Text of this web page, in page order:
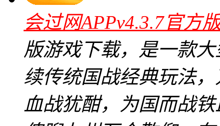
会过网APPv4.3.7官方
版游戏下载，是一款
续传统国战经典玩法
血战犹酣，为国而战